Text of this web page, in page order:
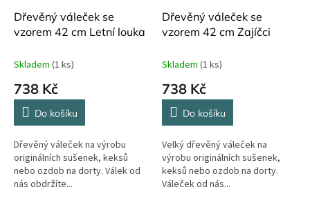
Dřevěný váleček se
vzorem 42 cm Letní louka
Skladem (1 ks)
738 Kč
Do košíku
Dřevěný váleček na výrobu
originálních sušenek, keksů
nebo ozdob na dorty. Válek od
nás obdržíte...
Dřevěný váleček se
vzorem 42 cm Zajíčci
Skladem (1 ks)
738 Kč
Do košíku
Velký dřevěný váleček na
výrobu originálních sušenek,
keksů nebo ozdob na dorty.
Váleček od nás...